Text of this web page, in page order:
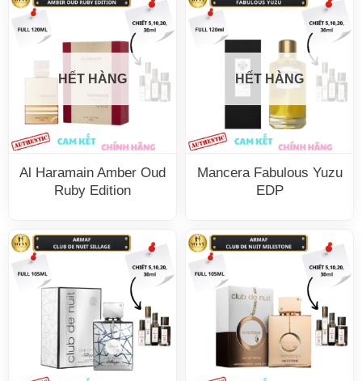
HẾT HÀNG
Al Haramain Amber Oud
Ruby Edition
HẾT HÀNG
Mancera Fabulous Yuzu
EDP